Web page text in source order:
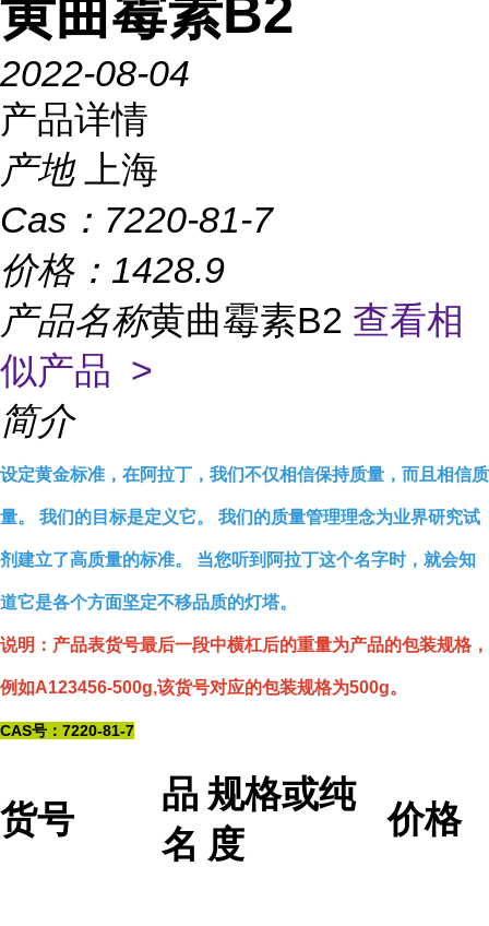
黄曲霉素B2
2022-08-04
产品详情
产地
上海
Cas： 7220-81-7
价格： 1428.9
产品名称黄曲霉素B2 查看相
似产品 >
简介
设定黄金标准，在阿拉丁，我们不仅相信保持质量，而且相信质
量。 我们的目标是定义它。 我们的质量管理理念为业界研究试
剂建立了高质量的标准。 当您听到阿拉丁这个名字时，就会知
道它是各个方面坚定不移品质的灯塔。
说明：产品表货号最后一段中横杠后的重量为产品的包装规格，
例如A123456-500g,该货号对应的包装规格为500g。
CAS号：7220-81-7
货号
品
名
规格或纯
度
价格